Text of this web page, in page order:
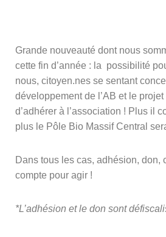
Grande nouveauté dont nous
cette fin d’année : la possibilité
nous, citoyen.nes se sentant
développement de l’AB et le
d’adhérer à l’association ! Plus il
plus le Pôle Bio Massif Central
Dans tous les cas, adhésion, don,
compte pour agir !
*L’adhésion et le don sont